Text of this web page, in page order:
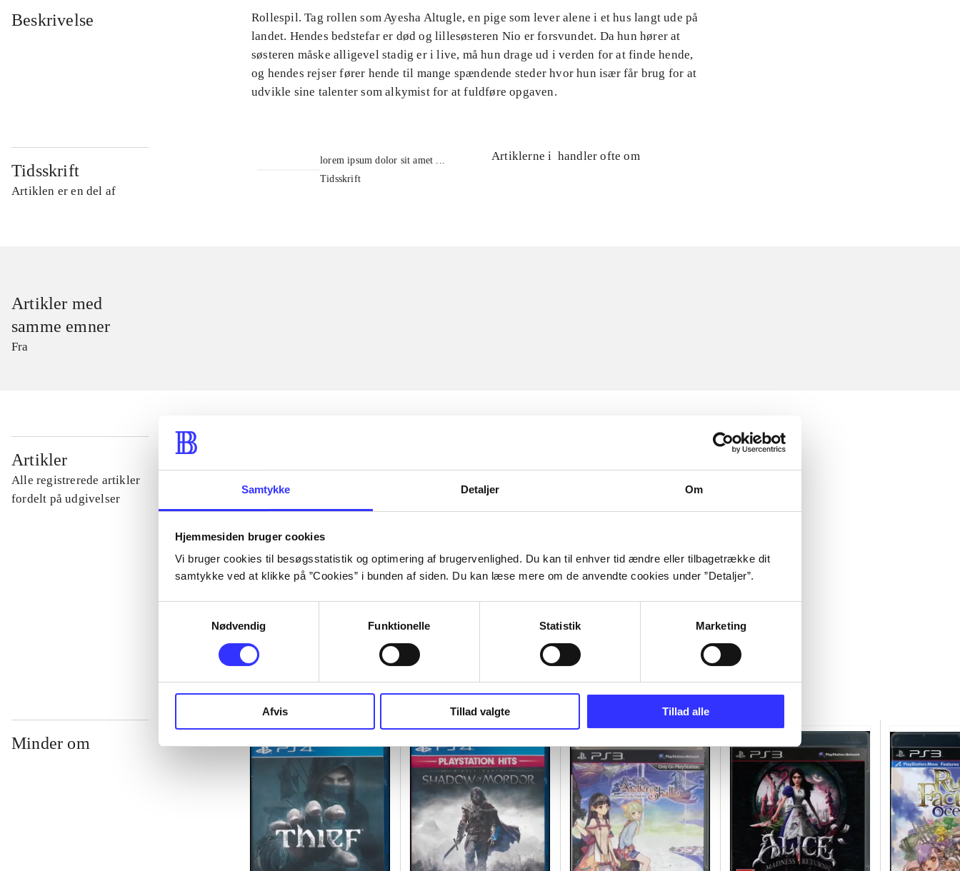
Samtykke Detaljer Om
Hjemmesiden bruger cookies
Vi bruger cookies til besøgsstatistik og optimering af brugervenlighed. Du kan til enhver tid ændre eller tilbagetrække dit
samtykke ved at klikke på ”Cookies” i bunden af siden. Du kan læse mere om de anvendte cookies under ”Detaljer”.
Nødvendig
Funktionelle Statistik Marketing
Afvis Tillad valgte Tillad alle
Beskrivelse
Rollespil. Tag rollen som Ayesha Altugle, en pige som lever alene i et hus langt ude på
landet. Hendes bedstefar er død og lillesøsteren Nio er forsvundet. Da hun hører at
søsteren måske alligevel stadig er i live, må hun drage ud i verden for at finde hende,
og hendes rejser fører hende til mange spændende steder hvor hun især får brug for at
udvikle sine talenter som alkymist for at fuldføre opgaven.
Tidsskrift
Artiklen er en del af
lorem ipsum dolor sit amet ...
Tidsskrift
Artiklerne i handler ofte om
Artikler med
samme emner
Fra
Artikler
Alle registrerede artikler
fordelt på udgivelser
...
...
...
Minder om